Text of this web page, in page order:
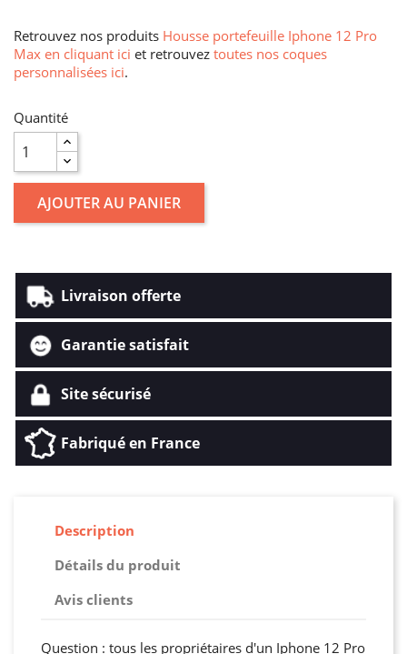
Retrouvez nos produits Housse portefeuille Iphone 12 Pro
Max en cliquant ici et retrouvez toutes nos coques
personnalisées ici.
Quantité
AJOUTER AU PANIER
Livraison offerte
Garantie satisfait
Site sécurisé
Fabriqué en France
Description
Détails du produit
Avis clients
Question : tous les propriétaires d'un Iphone 12 Pro